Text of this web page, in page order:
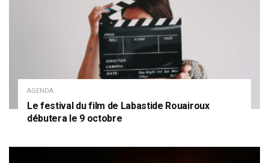
AGENDA
Le festival du film de Labastide Rouairoux
débutera le 9 octobre